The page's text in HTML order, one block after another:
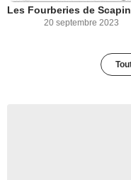
20 septembre 2023